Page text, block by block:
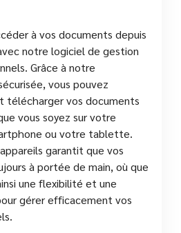
à vos documents depuis
notre logiciel de gestion
Grâce à notre
vous pouvez
télécharger vos documents
vous soyez sur votre
ou votre tablette.
garantit que vos
à portée de main, où que
une flexibilité et une
gérer efficacement vos